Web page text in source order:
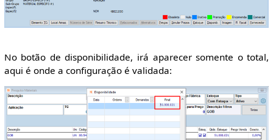
No botão de disponibilidade, irá aparecer somente o total,
aqui é onde a configuração é validada: